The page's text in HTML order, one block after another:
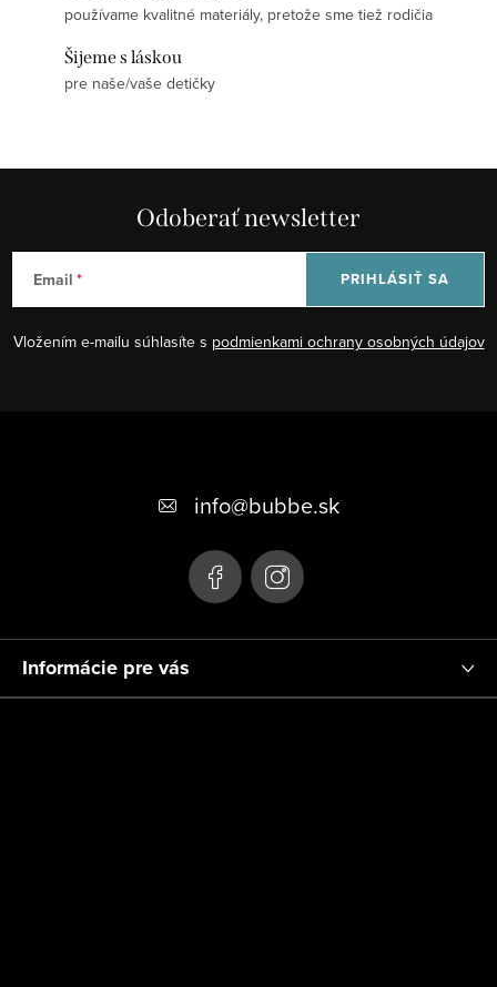
používame kvalitné materiály, pretože sme tiež rodičia
Šijeme s láskou
pre naše/vaše detičky
Odoberať newsletter
Email
Vložením e-mailu súhlasíte s podmienkami ochrany osobných údajov
PRIHLÁSIŤ SA
e
info@bubbe.sk
Informácie pre vás